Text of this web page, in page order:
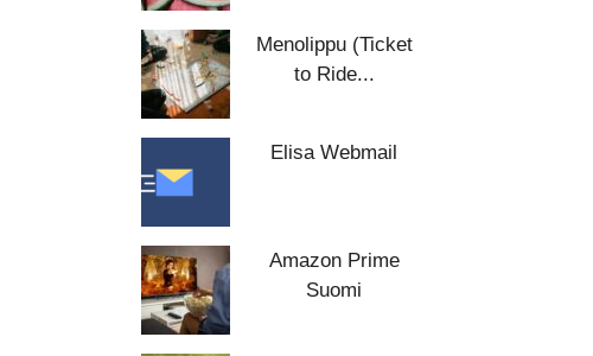
Menolippu (Ticket
to Ride...
Elisa Webmail
Amazon Prime
Suomi